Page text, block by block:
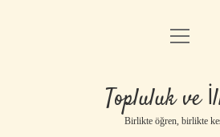
Anasayfa
Gizlilik Politikası
Yasal Uyarı
menüyü
Topluluk ve
Birlikte öğren, birlikte